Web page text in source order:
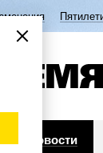
Новости